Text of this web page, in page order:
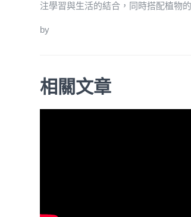
注學習與生活的結合，同時搭配植物
by
相關文章